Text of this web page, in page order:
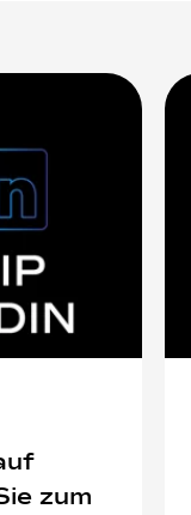
zum